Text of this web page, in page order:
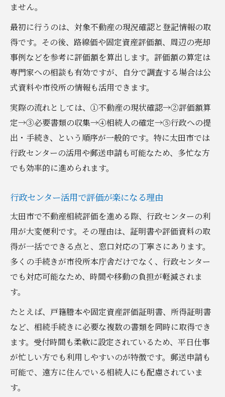
ません。
最初に行うのは、対象不動産の現況確認と登記情報の取
得です。その後、路線価や固定資産評価額、周辺の売却
事例などを参考に評価額を算出します。評価額の算定は
専門家への相談も有効ですが、自分で調査する場合は公
式資料や市役所の情報も活用できます。
実際の流れとしては、①不動産の現状確認→②評価額算
定→③必要書類の収集→④相続人の確定→⑤行政への提
出・手続き、という順序が一般的です。特に太田市では
行政センターの活用や郵送申請も可能なため、多忙な方
でも効率的に進められます。
行政センター活用で評価が楽になる理由
太田市で不動産相続評価を進める際、行政センターの利
用が大変便利です。その理由は、証明書や評価資料の取
得が一括でできる点と、窓口対応の丁寧さにあります。
多くの手続きが市役所本庁舎だけでなく、行政センター
でも対応可能なため、時間や移動の負担が軽減されま
す。
たとえば、戸籍謄本や固定資産評価証明書、所得証明書
など、相続手続きに必要な複数の書類を同時に取得でき
ます。受付時間も柔軟に設定されているため、平日仕事
が忙しい方でも利用しやすいのが特徴です。郵送申請も
可能で、遠方に住んでいる相続人にも配慮されていま
す。